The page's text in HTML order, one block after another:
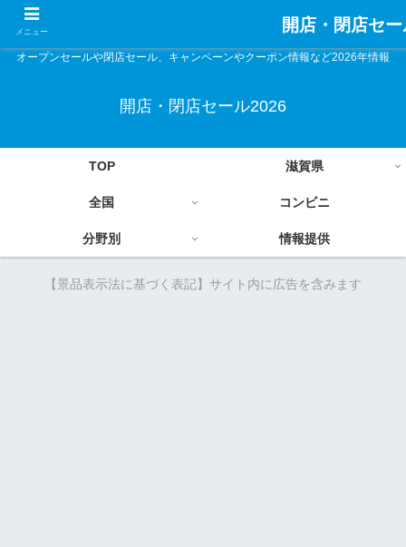
オープンセールや閉店セール、キャンペーンやクーポン情報など2026年情報
開店・閉店セール2026
TOP 滋賀県
全国 コンビニ
分野別 情報提供
【景品表示法に基づく表記】サイト内に広告を含みます
メニュー 開店・閉店セ